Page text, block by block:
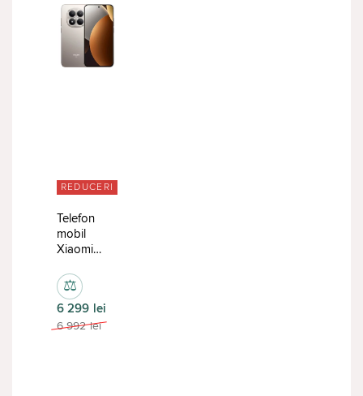
REDUCERI
Telefon
mobil
Xiaomi
Note 15
Pro
8/512GB
Titanium
6 992 lei
6 299 lei
⚖